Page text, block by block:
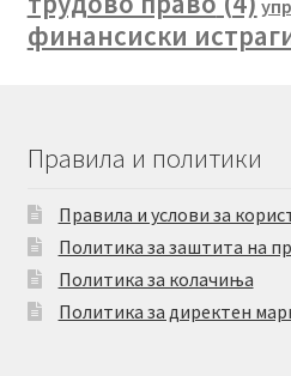
финансиски
Правила и политики
Правила и услови за
Политика за заштита на
Политика за колачиња
Политика за директен